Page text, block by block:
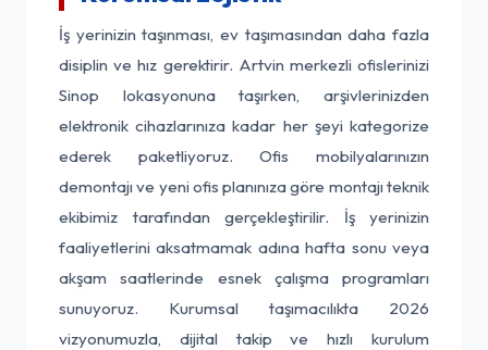
İş yerinizin taşınması, ev taşımasından daha fazla
disiplin ve hız gerektirir. Artvin merkezli ofislerinizi
Sinop lokasyonuna taşırken, arşivlerinizden
elektronik cihazlarınıza kadar her şeyi kategorize
ederek paketliyoruz. Ofis mobilyalarınızın
demontajı ve yeni ofis planınıza göre montajı teknik
ekibimiz tarafından gerçekleştirilir. İş yerinizin
faaliyetlerini aksatmamak adına hafta sonu veya
akşam saatlerinde esnek çalışma programları
sunuyoruz. Kurumsal taşımacılıkta 2026
vizyonumuzla, dijital takip ve hızlı kurulum